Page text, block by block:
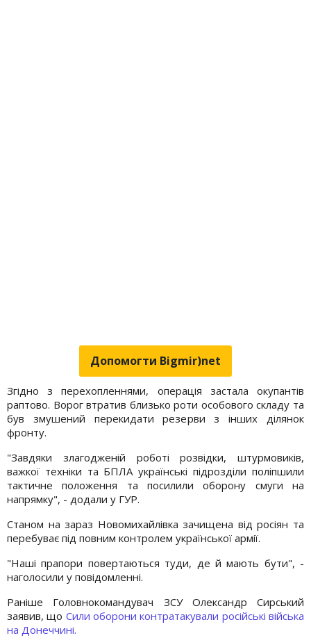
Допомогти Bigmir)net
Згідно з перехопленнями, операція застала окупантів
раптово. Ворог втратив близько роти особового складу та
був змушений перекидати резерви з інших ділянок
фронту.
"Завдяки злагодженій роботі розвідки, штурмовиків,
важкої техніки та БПЛА українські підрозділи поліпшили
тактичне положення та посилили оборону смуги на
напрямку", - додали у ГУР.
Станом на зараз Новомихайлівка зачищена від росіян та
перебуває під повним контролем української армії.
"Наші прапори повертаються туди, де й мають бути", -
наголосили у повідомленні.
Раніше Головнокомандувач ЗСУ Олександр Сирський
заявив, що Сили оборони контратакували російські війська
на Донеччині.